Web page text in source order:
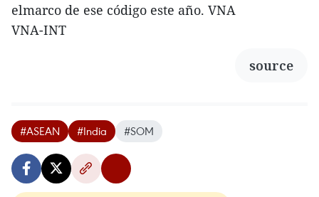
elmarco de ese código este año. VNA
VNA-INT
source
#ASEAN #India #SOM